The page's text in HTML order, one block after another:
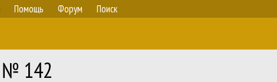
Помощь Форум Поиск
№ 142